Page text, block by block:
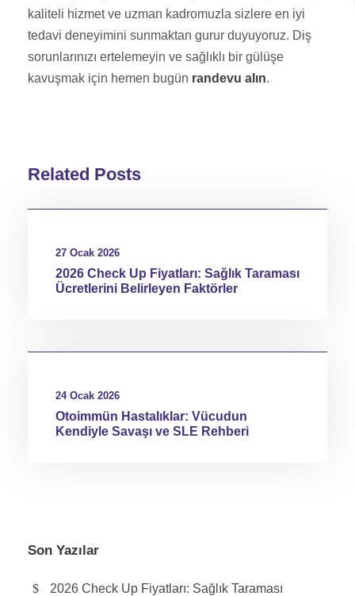
kaliteli hizmet ve uzman kadromuzla sizlere en iyi
tedavi deneyimini sunmaktan gurur duyuyoruz. Diş
sorunlarınızı ertelemeyin ve sağlıklı bir gülüşe
kavuşmak için hemen bugün randevu alın.
Related Posts
27 Ocak 2026
2026 Check Up Fiyatları: Sağlık Taraması
Ücretlerini Belirleyen Faktörler
24 Ocak 2026
Otoimmün Hastalıklar: Vücudun
Kendiyle Savaşı ve SLE Rehberi
Son Yazılar
2026 Check Up Fiyatları: Sağlık Taraması